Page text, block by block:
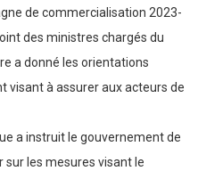
de commercialisation 2023-
des ministres chargés du
a donné les orientations
visant à assurer aux acteurs de
a instruit le gouvernement de
les mesures visant le